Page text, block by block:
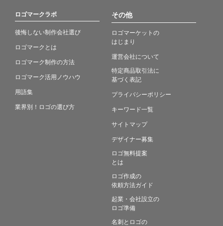
ロゴマークラボ
後悔しない制作会社選び
ロゴマークとは
ロゴマーク制作の方法
ロゴマーク活用ノウハウ
用語集
業界別！ロゴの選び方
その他
ロゴマーケットの
はじまり
運営会社について
特定商品取引法に
基づく表記
プライバシーポリシー
キーワード一覧
サイトマップ
デザイナー募集
ロゴ無料提案
とは
ロゴ作成の
依頼方法ガイド
起業・会社設立の
ロゴ準備
名刺とロゴの